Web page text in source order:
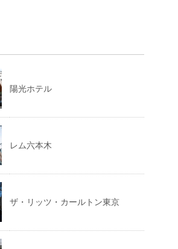
陽光ホテル
レム六本木
ザ・リッツ・カールトン東京